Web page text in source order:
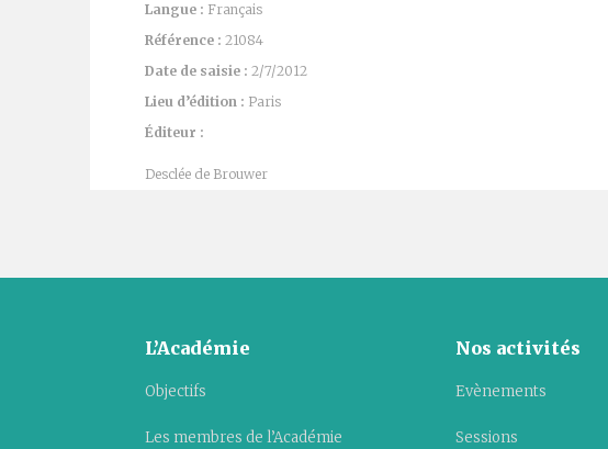
Langue : Français
Référence : 21084
Date de saisie : 2/7/2012
Lieu d’édition : Paris
Éditeur :
Desclée de Brouwer
L’Académie
Objectifs
Les membres de l’Académie
Nos activités
Evènements
Sessions